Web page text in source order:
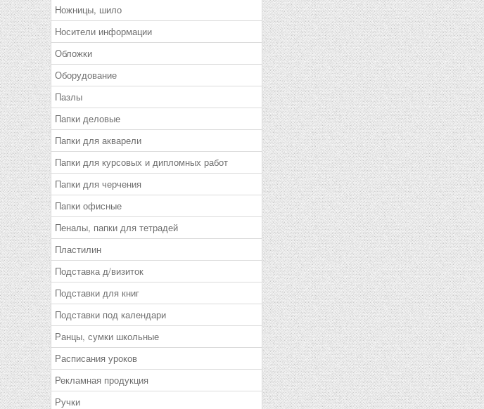
Ножницы, шило
Носители информации
Обложки
Оборудование
Пазлы
Папки деловые
Папки для акварели
Папки для курсовых и дипломных работ
Папки для черчения
Папки офисные
Пеналы, папки для тетрадей
Пластилин
Подставка д/визиток
Подставки для книг
Подставки под календари
Ранцы, сумки школьные
Расписания уроков
Рекламная продукция
Ручки